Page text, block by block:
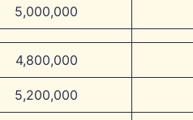
5,000,000
4,800,000
5,200,000